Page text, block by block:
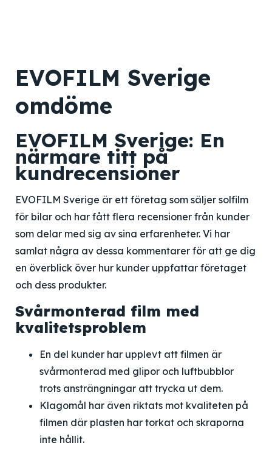
EVOFILM Sverige
omdöme
EVOFILM Sverige: En
närmare titt på
kundrecensioner
EVOFILM Sverige är ett företag som säljer solfilm
för bilar och har fått flera recensioner från kunder
som delar med sig av sina erfarenheter. Vi har
samlat några av dessa kommentarer för att ge dig
en överblick över hur kunder uppfattar företaget
och dess produkter.
Svårmonterad film med
kvalitetsproblem
En del kunder har upplevt att filmen är
svårmonterad med glipor och luftbubblor
trots ansträngningar att trycka ut dem.
Klagomål har även riktats mot kvaliteten på
filmen där plasten har torkat och skraporna
inte hållit.